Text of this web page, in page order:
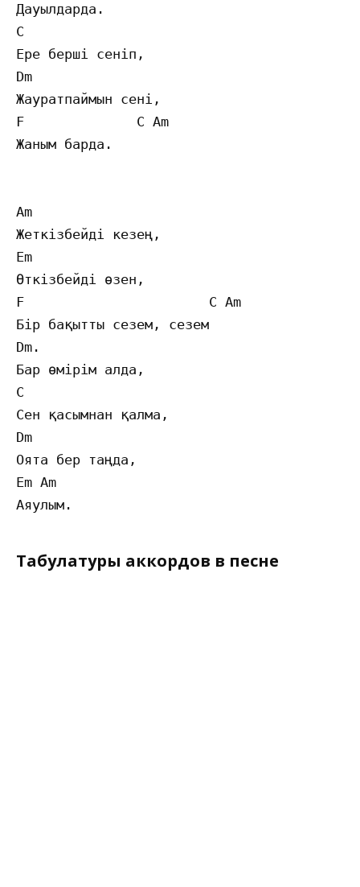
Дауылдарда.
C
Ере берші сеніп,
Dm
Жауратпаймын сені,
F              C Am
Жаным барда.
Am
Жеткізбейді кезең,
Em
Өткізбейді өзен,
F                       C Am
Бір бақытты сезем, сезем
Dm.
Бар өмірім алда,
C
Сен қасымнан қалма,
Dm
Оята бер таңда,
Em Am
Табулатуры аккордов в песне